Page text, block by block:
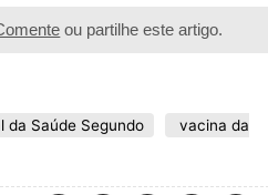
ou partilhe este artigo.
da Saúde Segundo
vacina da